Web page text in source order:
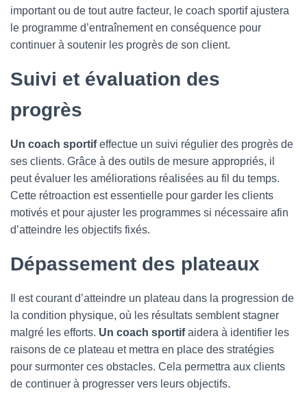
important ou de tout autre facteur, le coach sportif ajustera
le programme d’entraînement en conséquence pour
continuer à soutenir les progrès de son client.
Suivi et évaluation des
progrès
Un coach sportifeffectue un suivi régulier des progrès de
ses clients. Grâce à des outils de mesure appropriés, il
peut évaluer les améliorations réalisées au fil du temps.
Cette rétroaction est essentielle pour garder les clients
motivés et pour ajuster les programmes si nécessaire afin
d’atteindre les objectifs fixés.
Dépassement des plateaux
Il est courant d’atteindre un plateau dans la progression de
la condition physique, où les résultats semblent stagner
malgré les efforts. Un coach sportifaidera à identifier les
raisons de ce plateau et mettra en place des stratégies
pour surmonter ces obstacles. Cela permettra aux clients
de continuer à progresser vers leurs objectifs.